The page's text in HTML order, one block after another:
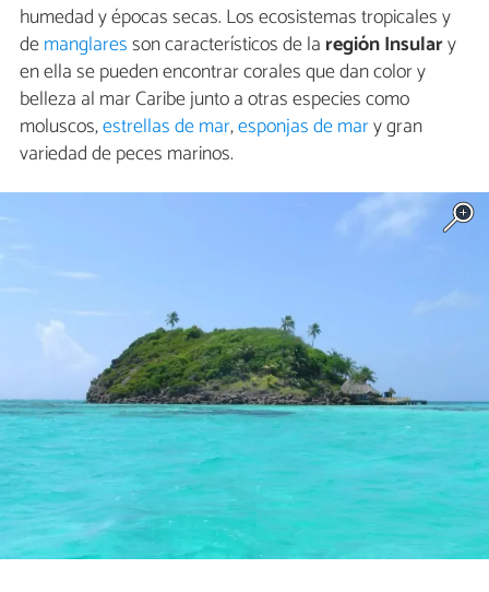
humedad y épocas secas. Los ecosistemas tropicales y
demanglaresson característicos de la región Insulary
en ella se pueden encontrar corales que dan color y
belleza al mar Caribe junto a otras especies como
moluscos,estrellas de mar,esponjas de mary gran
variedad de peces marinos.